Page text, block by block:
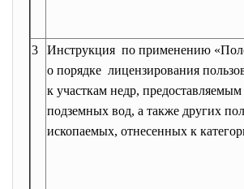
3
Инструкция по применению
о порядке лицензирования
к участкам недр,
подземных вод, а также других
ископаемых, отнесенных к